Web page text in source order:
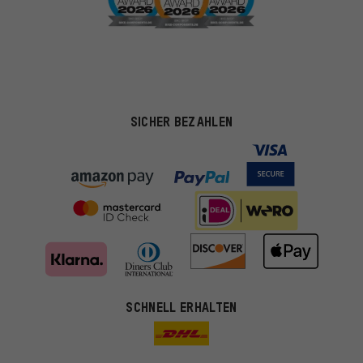
SICHER BEZAHLEN
SCHNELL ERHALTEN